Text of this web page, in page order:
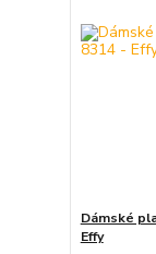
Dámské
Effy